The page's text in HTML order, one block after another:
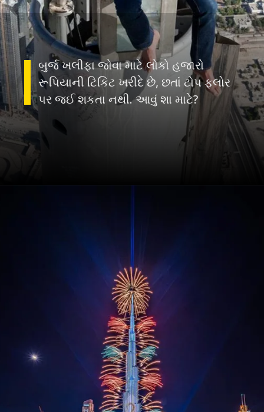
બુર્જ ખલીફા જોવા માટે લોકો હજારો
રૂપિયાની ટિકિટ ખરીદે છે, છતાં ટોપ ફ્લોર